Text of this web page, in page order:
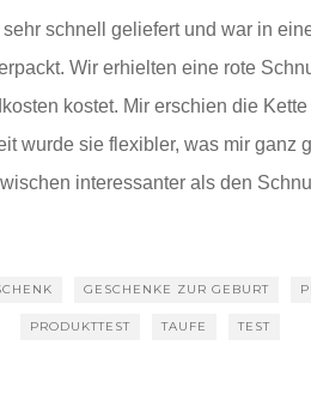
schnell geliefert und war in
Wir erhielten eine rote
kostet. Mir erschien die
wurde sie flexibler, was mir ganz
interessanter als den
GESCHENKE ZUR GEBURT
PRODUKTTEST TAUFE TEST